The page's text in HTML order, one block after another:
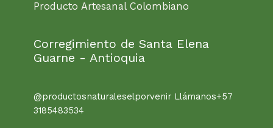
Producto Artesanal Colombiano
Corregimiento de Santa Elena
Guarne - Antioquia
@productosnaturaleselporvenir Llámanos+57
3185483534